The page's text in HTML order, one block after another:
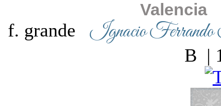
f. grandeIgnacio Ferrando
B |